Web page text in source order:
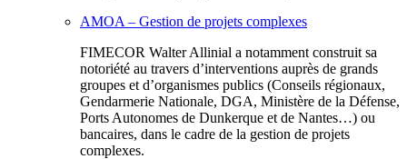
AMOA – Gestion de projets complexes
FIMECOR Walter Allinial a notamment construit sa
notoriété au travers d’interventions auprès de grands
groupes et d’organismes publics (Conseils régionaux,
Gendarmerie Nationale, DGA, Ministère de la Défense,
Ports Autonomes de Dunkerque et de Nantes…) ou
bancaires, dans le cadre de la gestion de projets
complexes.